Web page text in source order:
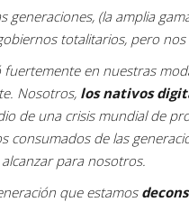
generaciones, (la amplia
totalitarios, pero
en nuestras
Nosotros, los nativos
de una crisis mundial de
consumados de las
para nosotros.
que estamos